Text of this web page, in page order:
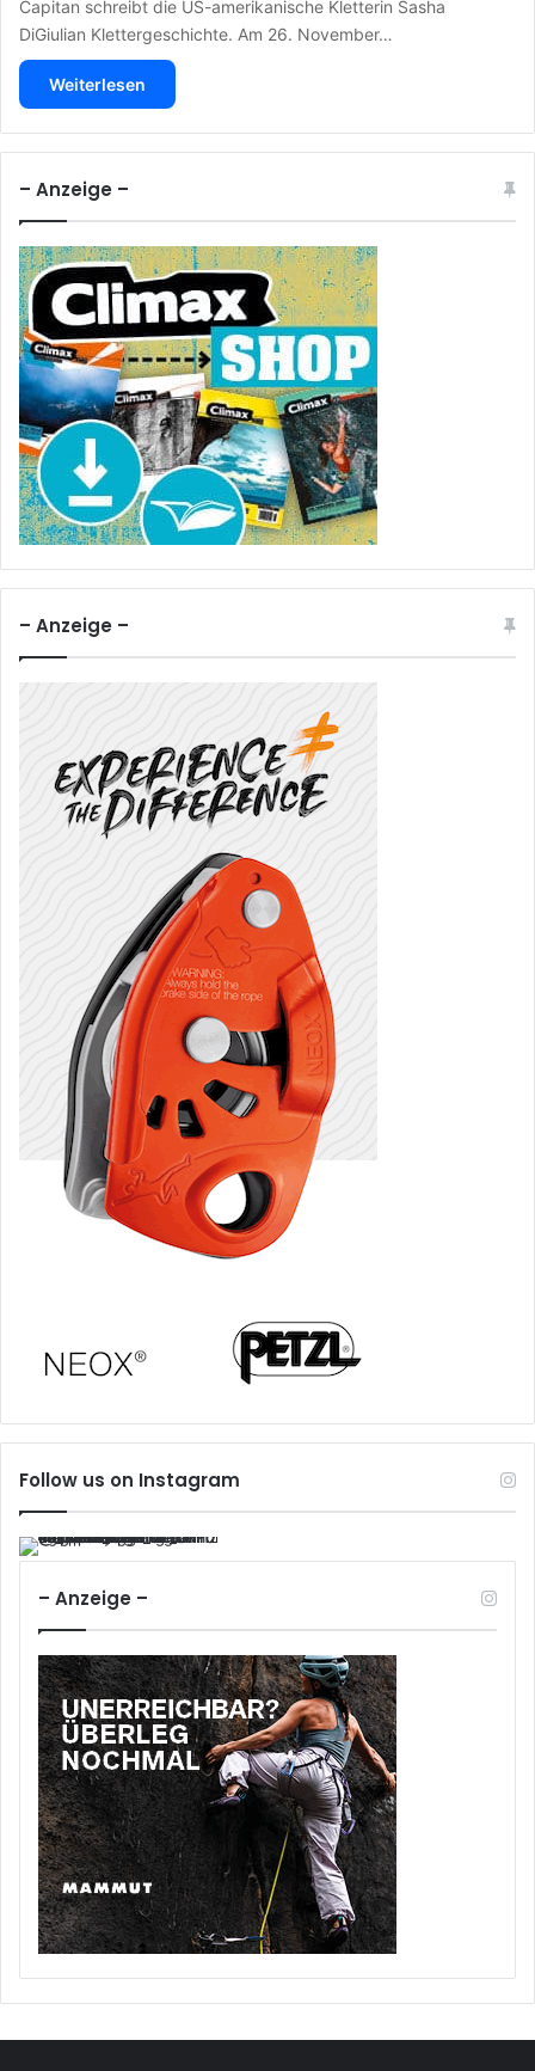
Capitan schreibt die US-amerikanische Kletterin Sasha
DiGiulian Klettergeschichte. Am 26. November…
Weiterlesen
– Anzeige –
– Anzeige –
Follow us on Instagram
– Anzeige –